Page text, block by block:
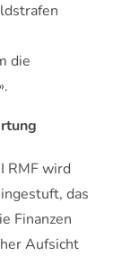
die
RMF wird
das
Finanzen
Aufsicht